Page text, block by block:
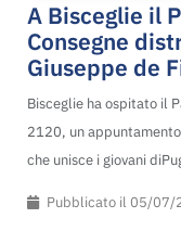
A Bisceglie il
Consegne
Giuseppe de
Bisceglie ha ospitato il
2120, un
che unisce i giovani
Pubblicato il 05/07/